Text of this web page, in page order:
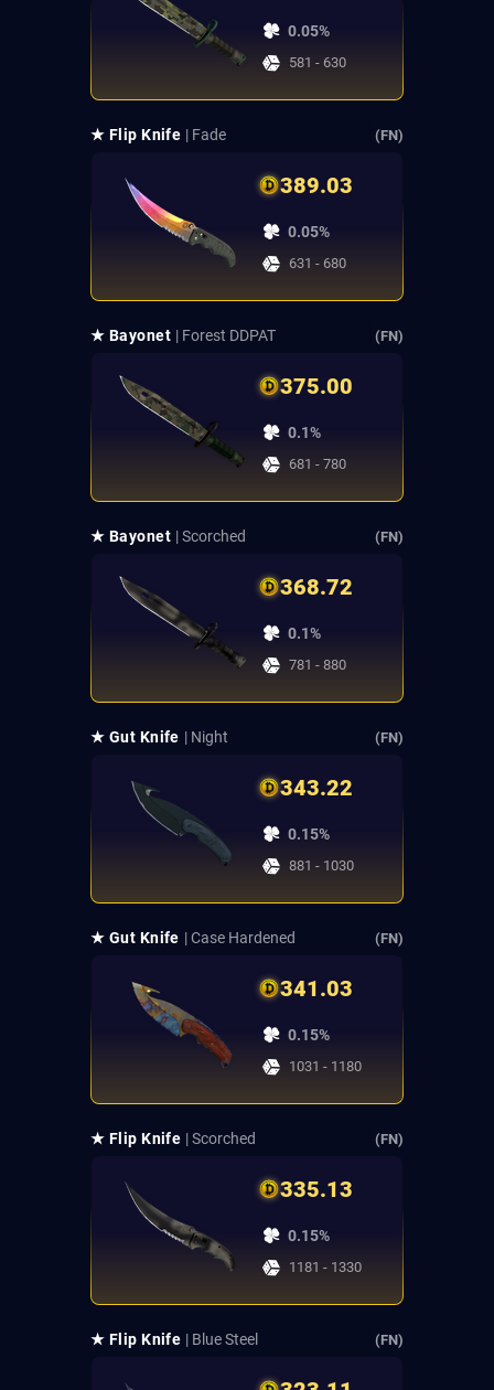
0.05%
581 - 630
★ Flip Knife | Fade (FN)
389.03
0.05%
631 - 680
★ Bayonet | Forest DDPAT (FN)
375.00
0.1%
681 - 780
★ Bayonet | Scorched (FN)
368.72
0.1%
781 - 880
★ Gut Knife | Night (FN)
343.22
0.15%
881 - 1030
★ Gut Knife | Case Hardened (FN)
341.03
0.15%
1031 - 1180
★ Flip Knife | Scorched (FN)
335.13
0.15%
1181 - 1330
★ Flip Knife | Blue Steel (FN)